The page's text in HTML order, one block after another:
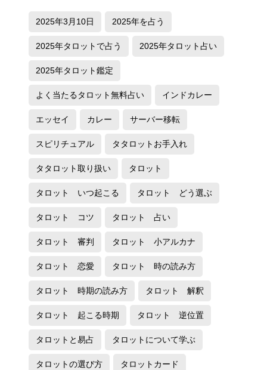
2025年3月10日 2025年を占う
2025年タロットで占う 2025年タロット占い
2025年タロット鑑定
よく当たるタロット無料占い インドカレー
エッセイ カレー サーバー移転
スピリチュアル タタロットお手入れ
タタロット取り扱い タロット
タロット いつ起こる タロット どう選ぶ
タロット コツ タロット 占い
タロット 審判 タロット 小アルカナ
タロット 恋愛 タロット 時の読み方
タロット 時期の読み方 タロット 解釈
タロット 起こる時期 タロット 逆位置
タロットと易占 タロットについて学ぶ
タロットの選び方 タロットカード